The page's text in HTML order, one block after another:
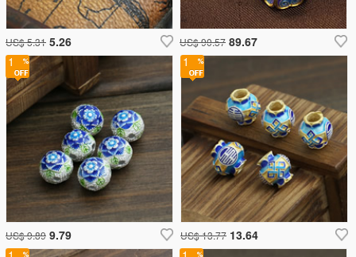
1
US$ 13.77 13.64
US$ 90.57 89.67
1
US$ 9.89 9.79
US$ 5.31 5.26